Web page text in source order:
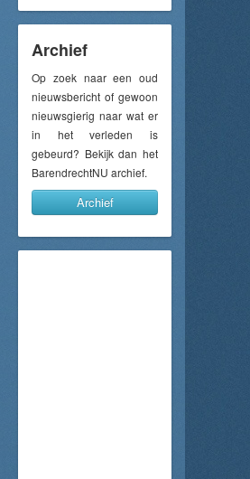
Archief
Op zoek naar een oud
nieuwsbericht of gewoon
nieuwsgierig naar wat er
in het verleden is
gebeurd? Bekijk dan het
BarendrechtNU archief.
Archief